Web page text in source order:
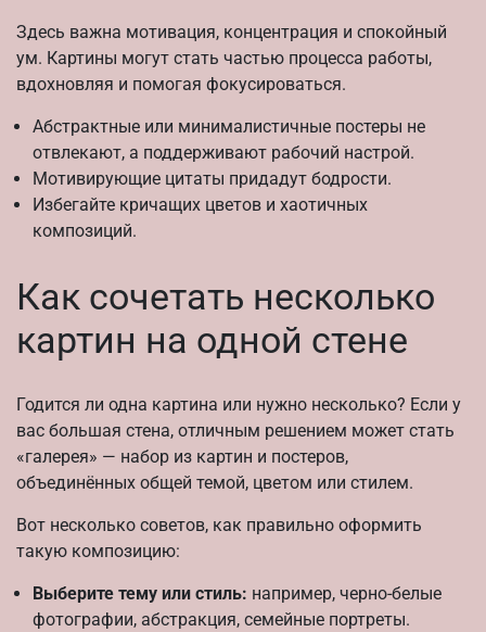
Здесь важна мотивация, концентрация и спокойный
ум. Картины могут стать частью процесса работы,
вдохновляя и помогая фокусироваться.
Абстрактные или минималистичные постеры не
отвлекают, а поддерживают рабочий настрой.
Мотивирующие цитаты придадут бодрости.
Избегайте кричащих цветов и хаотичных
композиций.
Как сочетать несколько
картин на одной стене
Годится ли одна картина или нужно несколько? Если у
вас большая стена, отличным решением может стать
«галерея» — набор из картин и постеров,
объединённых общей темой, цветом или стилем.
Вот несколько советов, как правильно оформить
такую композицию:
Выберите тему или стиль: например, черно-белые
фотографии, абстракция, семейные портреты.